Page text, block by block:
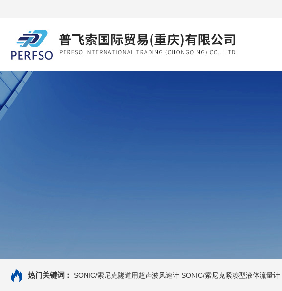
热门关键词： SONIC/索尼克隧道用超声波风速计 SONIC/索尼克紧凑型液体流量计